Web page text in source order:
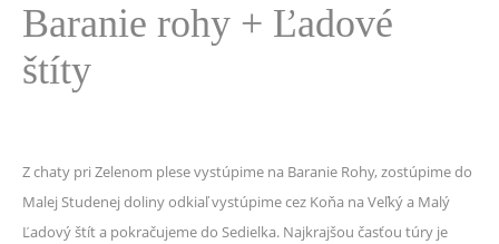
Baranie rohy + Ľadové
štíty
Z chaty pri Zelenom plese vystúpime na Baranie Rohy, zostúpime do
Malej Studenej doliny odkiaľ vystúpime cez Koňa na Veľký a Malý
Ľadový štít a pokračujeme do Sedielka. Najkrajšou časťou túry je